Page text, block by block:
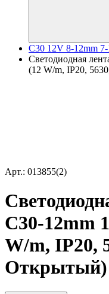
C30 12V 8-12mm
Светодиодная
(12 W/m, IP20,
Арт.: 013855(2)
C30-12mm
W/m, IP20,
Открытый)